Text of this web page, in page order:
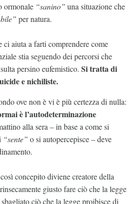
ormonale “sanino” una situazione che
per natura.
ci aiuta a farti comprendere come
stia seguendo dei percorsi che
persino eufemistico. Si tratta di
e nichiliste.
ove non è vi è più certezza di nulla:
è l’autodeterminazione
alla sera – in base a come si
“sente” o si autopercepisce – deve
concepito diviene creatore della
giusto fare ciò che la legge
ciò che la legge proibisce di